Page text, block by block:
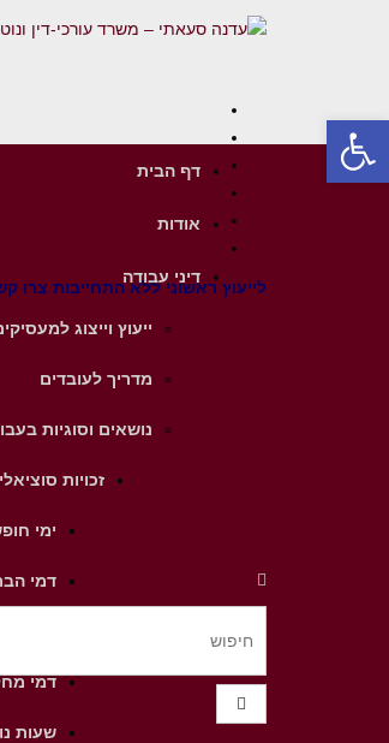
Google+
LinkedIn
לייעוץ ראשוני ללא התחייבות צרו קשר עמנו :
דף הבית
אודות
דיני עבודה
ייעוץ וייצוג
מדריך לעובדים
נושאים וסוגיות
זכויות
ימי
דמי
דמי
שעות
פתח סרגל נגישות